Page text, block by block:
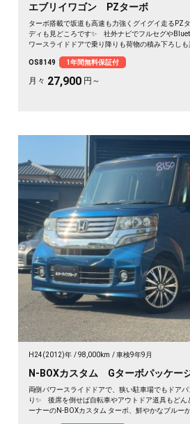
エブリイワゴン PZターボ
ターボ搭載で坂道も高速も力強くグイグイ走るPZ
ディも見どころです✨ 社外ナビでフルセグや
ワースライドドアで乗り降りも荷物の積み下ろし
27900〜で手が届く一台です🎵 買った後もずっと
OS8149 1年間無料保証付
月々 27,900 円～
H24(2012)年 98,000km 車検9年9月
N-BOXカスタム Gターボパッケー
両側パワースライドドアで、狭い駐車場でもドア
り✨ 後席を倒せば自転車やアウトドア道具もど
ーナーのN-BOXカスタム ターボ、鮮やかなブルー